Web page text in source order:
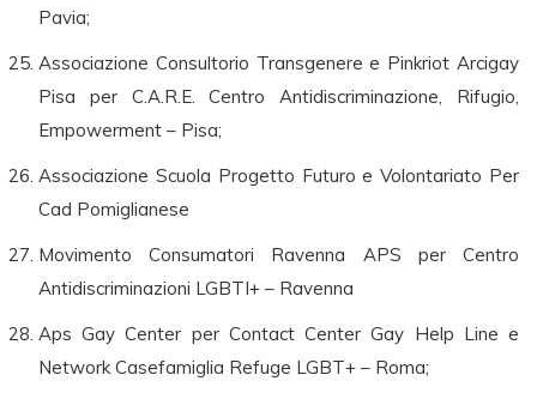
Pavia;
Associazione Consultorio Transgenere e Pinkriot Arcigay
Pisa per C.A.R.E. Centro Antidiscriminazione, Rifugio,
Empowerment – Pisa;
Associazione Scuola Progetto Futuro e Volontariato Per
Cad Pomiglianese
Movimento Consumatori Ravenna APS per Centro
Antidiscriminazioni LGBTI+ – Ravenna
Aps Gay Center per Contact Center Gay Help Line e
Network Casefamiglia Refuge LGBT+ – Roma;